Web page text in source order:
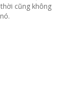
cũng không